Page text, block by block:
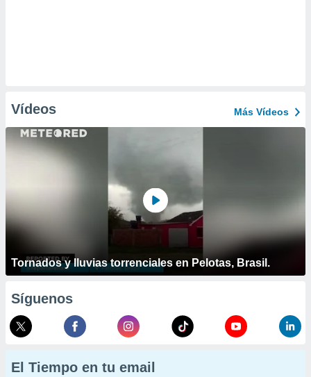
Vídeos Más Vídeos
Tornados y lluvias torrenciales en Pelotas, Brasil.
Síguenos
El Tiempo en tu email